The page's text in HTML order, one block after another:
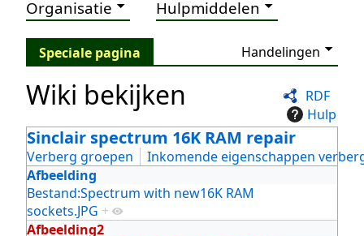
Organisatie Hulpmiddelen
Speciale pagina Handelingen
RDF
Hulp
Wiki bekijken
Sinclair spectrum 16K RAM repair
Verberg groepen
Inkomende eigenschappen
Afbeelding
Bestand:Spectrum with new16K RAM
sockets.JPG +
Afbeelding2